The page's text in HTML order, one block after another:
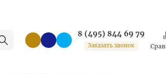
8 (495) 844 69 79
Заказать звонок